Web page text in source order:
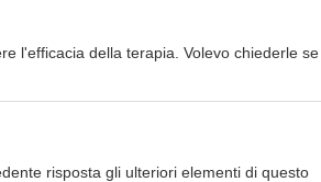
l'efficacia della terapia. Volevo chiederle se
risposta gli ulteriori elementi di questo